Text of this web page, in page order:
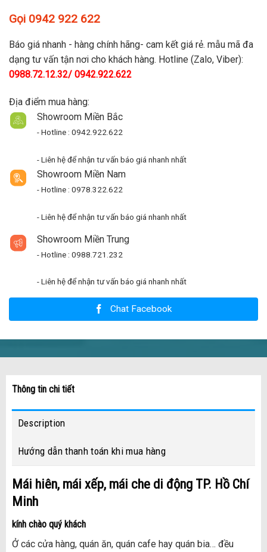
Gọi 0942 922 622
Báo giá nhanh - hàng chính hãng- cam kết giá rẻ. mẫu mã đa
dạng tư vấn tận nơi cho khách hàng. Hotline (Zalo, Viber):
0988.72.12.32/ 0942.922.622
Địa điểm mua hàng:
Showroom Miền Bắc
- Hotline : 0942.922.622
- Liên hệ để nhận tư vấn báo giá nhanh nhất
Showroom Miền Nam
- Hotline : 0978.322.622
- Liên hệ để nhận tư vấn báo giá nhanh nhất
Showroom Miền Trung
- Hotline : 0988.721.232
- Liên hệ để nhận tư vấn báo giá nhanh nhất
Chat Facebook
Thông tin chi tiết
Description
Hướng dẫn thanh toán khi mua hàng
Mái hiên, mái xếp, mái che di động TP. Hồ Chí
Minh
kính chào quý khách
Ở các cửa hàng, quán ăn, quán cafe hay quán bia… đều